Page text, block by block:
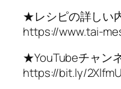
★レシピの詳しい
https://www.tai-
★YouTubeチャン
https://bit.ly/